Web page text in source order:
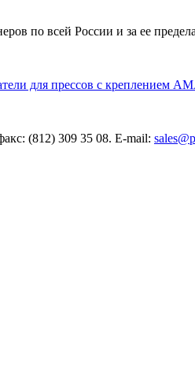
по всей России и за ее
для прессов с креплением
(812) 309 35 08. E-mail: